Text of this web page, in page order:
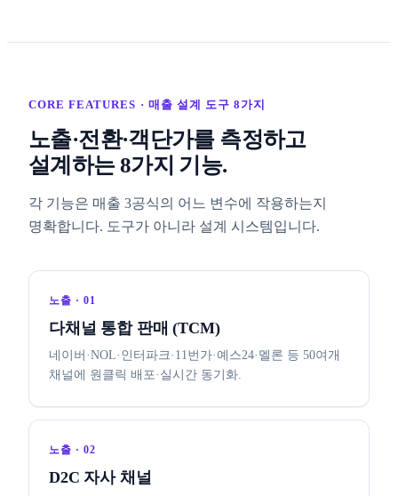
CORE FEATURES · 매출 설계 도구 8가지
노출·전환·객단가를 측정하고
설계하는 8가지 기능.
각 기능은 매출 3공식의 어느 변수에 작용하는지
명확합니다. 도구가 아니라 설계 시스템입니다.
노출 · 01
다채널 통합 판매 (TCM)
네이버·NOL·인터파크·11번가·예스24·멜론 등 50여개
채널에 원클릭 배포·실시간 동기화.
노출 · 02
D2C 자사 채널